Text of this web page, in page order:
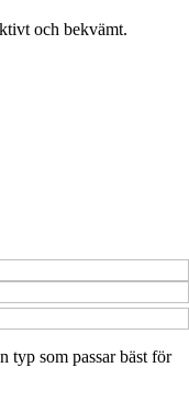
och bekvämt.
typ som passar bäst för